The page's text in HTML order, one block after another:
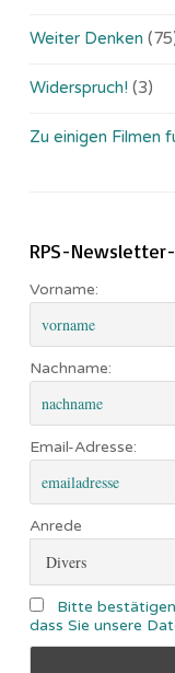
Weiter Denken
Widerspruch! (3)
Zu einigen Filmen
RPS-
Vorname:
Nachname:
Email-Adresse:
Anrede
Bitte
dass Sie unsere